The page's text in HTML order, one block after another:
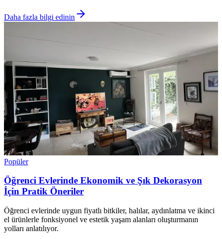
Daha fazla bilgi edinin
Popüler
Öğrenci Evlerinde Ekonomik ve Şık Dekorasyon
İçin Pratik Öneriler
Öğrenci evlerinde uygun fiyatlı bitkiler, halılar, aydınlatma ve ikinci
el ürünlerle fonksiyonel ve estetik yaşam alanları oluşturmanın
yolları anlatılıyor.